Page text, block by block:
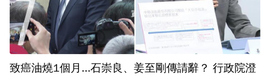
致癌油燒1個月...石崇良、姜至剛傳請辭？ 行政院澄